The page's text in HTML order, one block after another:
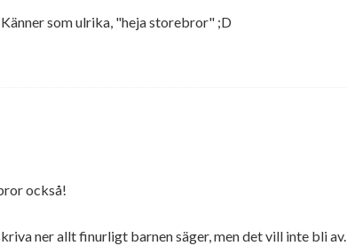
som ulrika, "heja storebror" ;D
också!
ner allt finurligt barnen säger, men det vill inte bli av.